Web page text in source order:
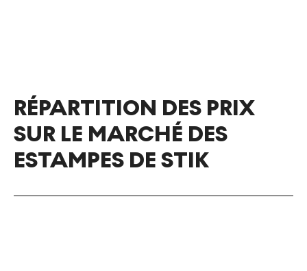
RÉPARTITION DES PRIX
SUR LE MARCHÉ DES
ESTAMPES DE STIK